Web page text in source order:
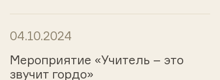
04.10.2024
Мероприятие «Учитель – это
звучит гордо»